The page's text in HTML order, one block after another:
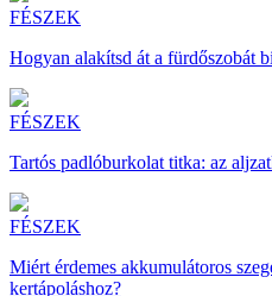
FÉSZEK
Hogyan alakítsd át a fürdőszobát
FÉSZEK
Tartós padlóburkolat titka: az
FÉSZEK
Miért érdemes akkumulátoros
kertápoláshoz?